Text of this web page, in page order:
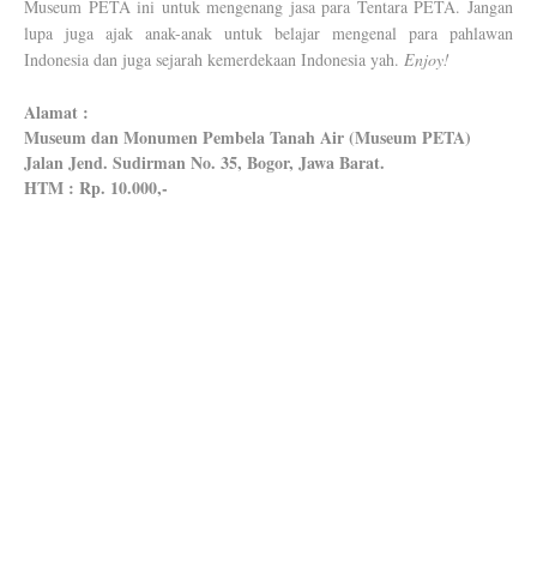
Museum PETA ini untuk mengenang jasa para Tentara PETA. Jangan
lupa juga ajak anak-anak untuk belajar mengenal para pahlawan
Indonesia dan juga sejarah kemerdekaan Indonesia yah. Enjoy!
Alamat :
Museum dan Monumen Pembela Tanah Air (Museum PETA)
Jalan Jend. Sudirman No. 35, Bogor, Jawa Barat.
HTM : Rp. 10.000,-